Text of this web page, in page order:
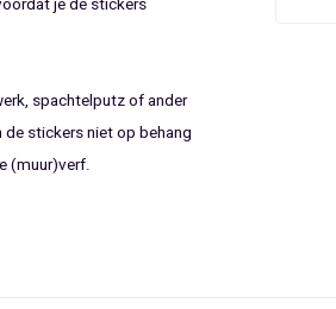
je de stickers
spachtelputz of ander
stickers niet op behang
(muur)verf.